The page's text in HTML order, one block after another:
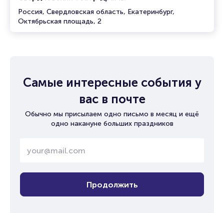
Россия, Свердловская область, Екатеринбург,
Октябрьская площадь, 2
Самые интересные события у
вас в почте
Обычно мы присылаем одно письмо в месяц и ещё
одно накануне больших праздников
Продолжить